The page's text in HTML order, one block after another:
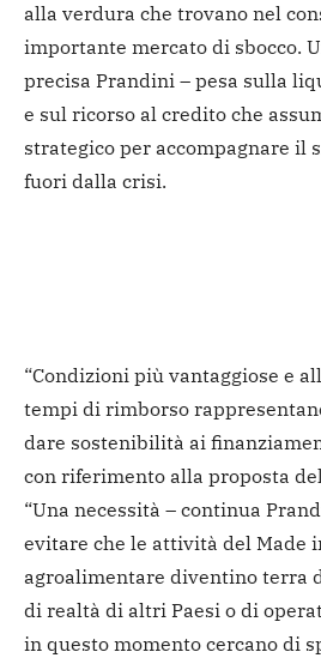
alla verdura che trovano nel
importante mercato di sbocco.
precisa Prandini – pesa sulla
e sul ricorso al credito che
strategico per accompagnare il
fuori dalla crisi.
“Condizioni più vantaggiose e
tempi di rimborso
dare sostenibilità ai
con riferimento alla proposta
“Una necessità – continua
evitare che le attività del Made
agroalimentare diventino terra
di realtà di altri Paesi o di
in questo momento cercano di